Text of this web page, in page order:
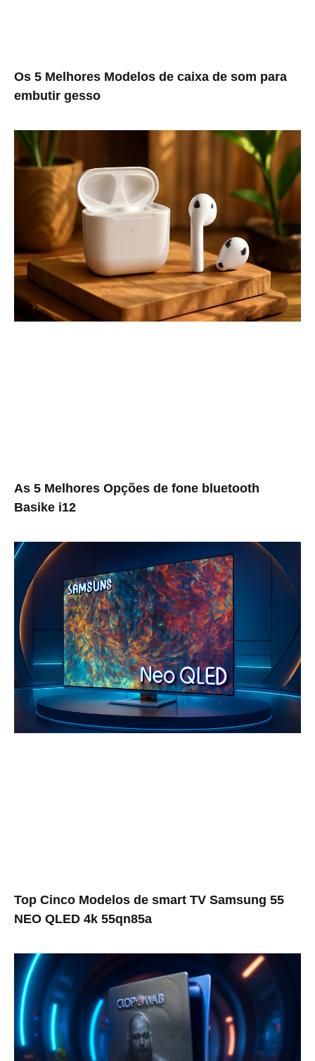
Os 5 Melhores Modelos de caixa de som para
embutir gesso
As 5 Melhores Opções de fone bluetooth
Basike i12
Top Cinco Modelos de smart TV Samsung 55
NEO QLED 4k 55qn85a